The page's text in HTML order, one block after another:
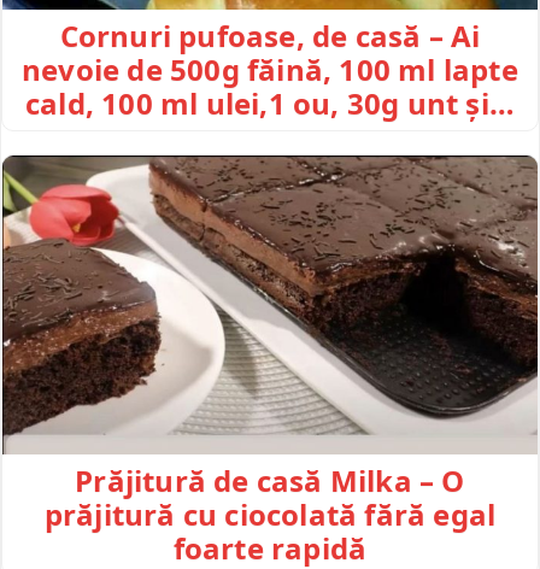
Cornuri pufoase, de casă – Ai
nevoie de 500g făină, 100 ml lapte
cald, 100 ml ulei,1 ou, 30g unt și…
Prăjitură de casă Milka – O
prăjitură cu ciocolată fără egal
foarte rapidă